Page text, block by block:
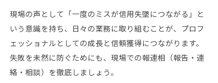
現場の声として「一度のミスが信用失墜につながる」と
いう意識を持ち、日々の業務に取り組むことが、プロフ
ェッショナルとしての成長と信頼獲得につながります。
失敗を未然に防ぐためにも、現場での報連相（報告・連
絡・相談）を徹底しましょう。